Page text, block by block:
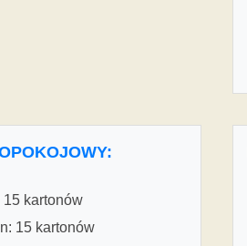
15 kartonów
15 kartonów